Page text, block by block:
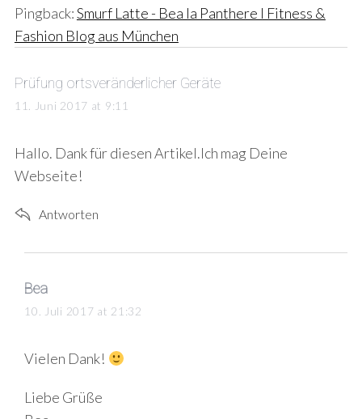
Pingback:Smurf Latte - Bea la Panthere I Fitness &
Fashion Blog aus München
s
a
s
:
Prüfung ortsveränderlicher Geräte
11. Juni 2017 at 9:11
Hallo. Dank für diesen Artikel.Ich mag Deine
Webseite!
Antworten
s
a
s
Bea
10. Juli 2017 at 21:32
Vielen Dank!
Liebe Grüße